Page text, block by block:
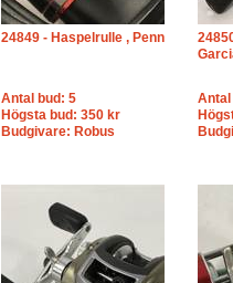
24849 - Haspelrulle , Penn
Antal bud: 5
Högsta bud: 350 kr
Budgivare: Robus
Antal